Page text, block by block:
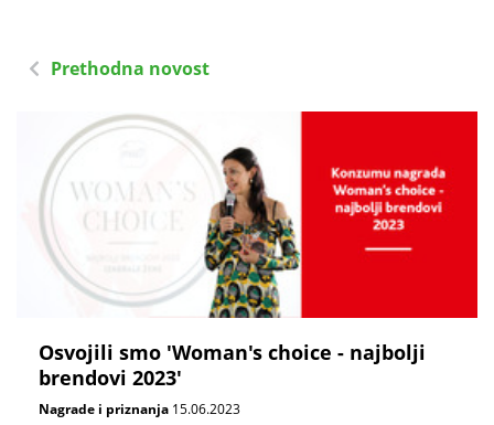
Prethodna novost
Osvojili smo 'Woman's choice - najbolji
brendovi 2023'
Nagrade i priznanja 15.06.2023